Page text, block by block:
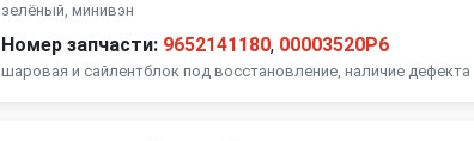
зелёный, минивэн
Номер запчасти: 9652141180, 00003520P6
шаровая и сайлентблок под восстановление, наличие дефекта